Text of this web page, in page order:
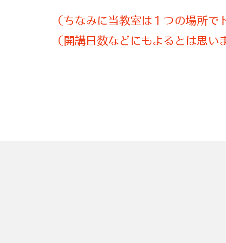
（ちなみに当教室は１つの場所
（開講日数などにもよるとは思